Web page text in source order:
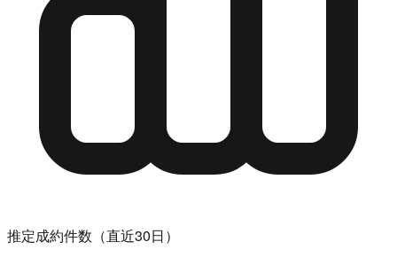
推定成約件数（直近30日）